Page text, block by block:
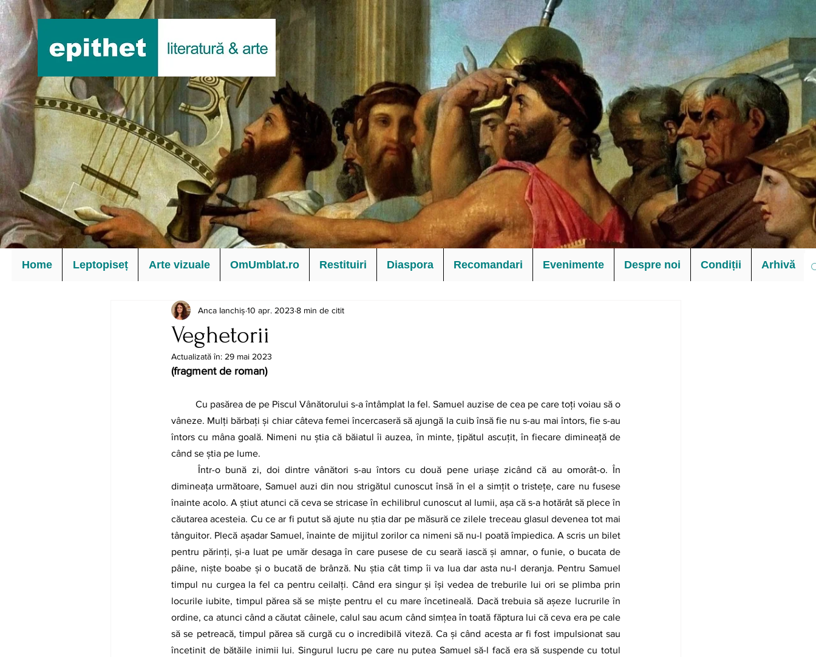
Home Leptopiseț Arte vizuale OmUmblat.ro Restituiri Diaspora Recomandari Evenimente Despre noi Condiții Arhivă
Veghetorii
Anca Ianchiș 10 apr. 2023 8 min de citit
Actualizată în: 29 mai 2023
(fragment de roman)
Cu pasărea de pe Piscul Vânătorului s-a întâmplat la fel. Samuel auzise de cea pe care toți voiau să o
vâneze. Mulți bărbați și chiar câteva femei încercaseră să ajungă la cuib însă fie nu s-au mai întors, fie s-au
întors cu mâna goală. Nimeni nu știa că băiatul îi auzea, în minte, țipătul ascuțit, în fiecare dimineață de
când se știa pe lume.
Într-o bună zi, doi dintre vânători s-au întors cu două pene uriașe zicând că au omorât-o. În
dimineața următoare, Samuel auzi din nou strigătul cunoscut însă în el a simțit o tristețe, care nu fusese
înainte acolo. A știut atunci că ceva se stricase în echilibrul cunoscut al lumii, așa că s-a hotărât să plece în
căutarea acesteia. Cu ce ar fi putut să ajute nu știa dar pe măsură ce zilele treceau glasul devenea tot mai
tânguitor. Plecă așadar Samuel, înainte de mijitul zorilor ca nimeni să nu-l poată împiedica. A scris un bilet
pentru părinți, și-a luat pe umăr desaga în care pusese de cu seară iască și amnar, o funie, o bucata de
pâine, niște boabe și o bucată de brânză. Nu știa cât timp îi va lua dar asta nu-l deranja. Pentru Samuel
timpul nu curgea la fel ca pentru ceilalți. Când era singur și își vedea de treburile lui ori se plimba prin
locurile iubite, timpul părea să se miște pentru el cu mare încetineală. Dacă trebuia să așeze lucrurile în
ordine, ca atunci când a căutat câinele, calul sau acum când simțea în toată făptura lui că ceva era pe cale
să se petreacă, timpul părea să curgă cu o incredibilă viteză. Ca și când acesta ar fi fost impulsionat sau
încetinit de bătăile inimii lui. Singurul lucru pe care nu putea Samuel să-l facă era să suspende cu totul